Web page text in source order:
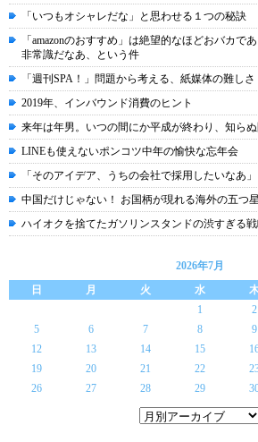
「いつもオシャレだな」と思わせる１つの秘訣
「amazonのおすすめ」は絶望的なほどおバカで
非常識だなあ、という件
「週刊SPA！」問題から考える、紙媒体の難しさ
2019年、インバウンド消費のヒント
来年は年男。いつの間にか平成が終わり、知らぬ
LINEも使えないポンコツ中年の愉快な忘年会
「そのアイデア、うちの会社で採用したいなあ
中国だけじゃない！ お国柄が現れる海外の五つ
ハイオクを捨てたガソリンスタンドの渋すぎる
2026年7月
日
月 火 水
1
2
5
6 7 8 9
12
13 14 15
19
20 21 22
26
27 28 29